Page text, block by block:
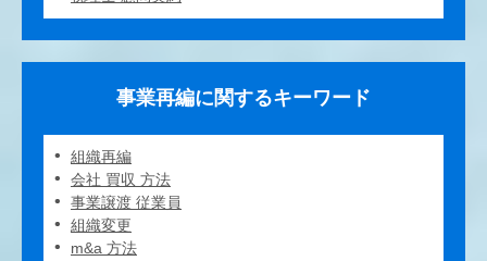
事業再編に関するキーワード
組織再編
会社 買収 方法
事業譲渡 従業員
組織変更
m&a 方法